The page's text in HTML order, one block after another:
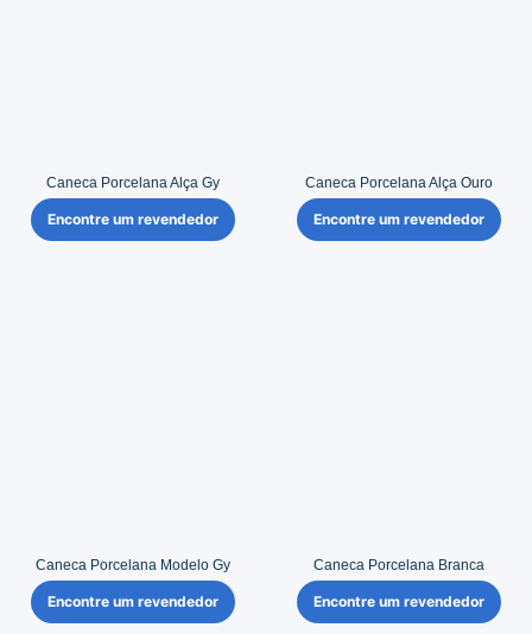
Caneca Porcelana Alça Gy
Encontre um revendedor
Caneca Porcelana Alça Ouro
Encontre um revendedor
Caneca Porcelana Modelo Gy
Encontre um revendedor
Caneca Porcelana Branca
Encontre um revendedor